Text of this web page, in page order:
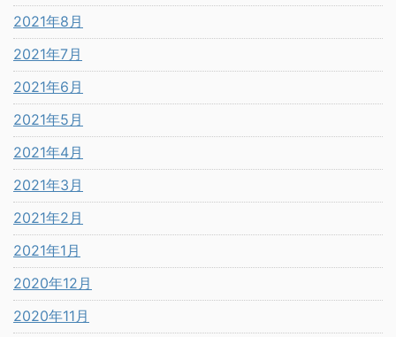
2021年8月
2021年7月
2021年6月
2021年5月
2021年4月
2021年3月
2021年2月
2021年1月
2020年12月
2020年11月